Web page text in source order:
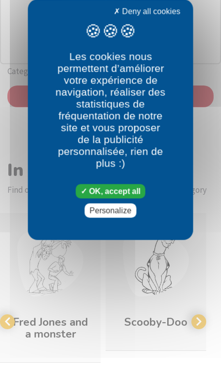
Category: Scooby-Doo
PRINT
In the same category
Find other coloring pictures in the Scooby-Doo category
Fred Jones and
a monster
Scooby-Doo
Les cookies nous
permettent d’améliorer
votre expérience de
navigation, réaliser des
statistiques de
fréquentation de notre
site et vous proposer
de la publicité
personnalisée, rien de
plus :)
OK, accept all
Deny all cookies
Personalize